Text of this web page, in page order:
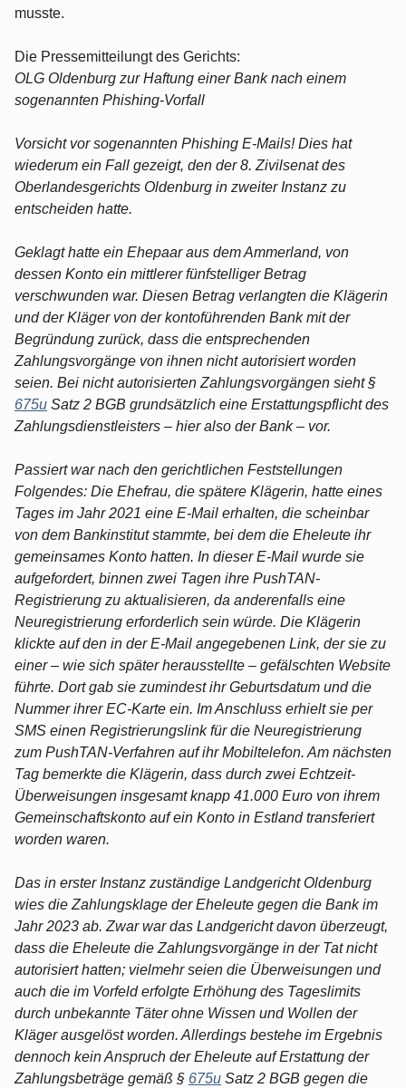
musste.
Die Pressemitteilungt des Gerichts:
OLG Oldenburg zur Haftung einer Bank nach einem
sogenannten Phishing-Vorfall
Vorsicht vor sogenannten Phishing E-Mails! Dies hat
wiederum ein Fall gezeigt, den der 8. Zivilsenat des
Oberlandesgerichts Oldenburg in zweiter Instanz zu
entscheiden hatte.
Geklagt hatte ein Ehepaar aus dem Ammerland, von
dessen Konto ein mittlerer fünfstelliger Betrag
verschwunden war. Diesen Betrag verlangten die Klägerin
und der Kläger von der kontoführenden Bank mit der
Begründung zurück, dass die entsprechenden
Zahlungsvorgänge von ihnen nicht autorisiert worden
seien. Bei nicht autorisierten Zahlungsvorgängen sieht §
675u Satz 2 BGB grundsätzlich eine Erstattungspflicht des
Zahlungsdienstleisters – hier also der Bank – vor.
Passiert war nach den gerichtlichen Feststellungen
Folgendes: Die Ehefrau, die spätere Klägerin, hatte eines
Tages im Jahr 2021 eine E-Mail erhalten, die scheinbar
von dem Bankinstitut stammte, bei dem die Eheleute ihr
gemeinsames Konto hatten. In dieser E-Mail wurde sie
aufgefordert, binnen zwei Tagen ihre PushTAN-
Registrierung zu aktualisieren, da anderenfalls eine
Neuregistrierung erforderlich sein würde. Die Klägerin
klickte auf den in der E-Mail angegebenen Link, der sie zu
einer – wie sich später herausstellte – gefälschten Website
führte. Dort gab sie zumindest ihr Geburtsdatum und die
Nummer ihrer EC-Karte ein. Im Anschluss erhielt sie per
SMS einen Registrierungslink für die Neuregistrierung
zum PushTAN-Verfahren auf ihr Mobiltelefon. Am nächsten
Tag bemerkte die Klägerin, dass durch zwei Echtzeit-
Überweisungen insgesamt knapp 41.000 Euro von ihrem
Gemeinschaftskonto auf ein Konto in Estland transferiert
worden waren.
Das in erster Instanz zuständige Landgericht Oldenburg
wies die Zahlungsklage der Eheleute gegen die Bank im
Jahr 2023 ab. Zwar war das Landgericht davon überzeugt,
dass die Eheleute die Zahlungsvorgänge in der Tat nicht
autorisiert hatten; vielmehr seien die Überweisungen und
auch die im Vorfeld erfolgte Erhöhung des Tageslimits
durch unbekannte Täter ohne Wissen und Wollen der
Kläger ausgelöst worden. Allerdings bestehe im Ergebnis
dennoch kein Anspruch der Eheleute auf Erstattung der
Zahlungsbeträge gemäß § 675u Satz 2 BGB gegen die